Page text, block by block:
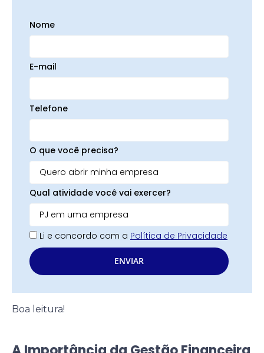
Nome
E-mail
Telefone
O que você precisa?
Qual atividade você vai exercer?
Li e concordo com a Política de Privacidade
ENVIAR
Boa leitura!